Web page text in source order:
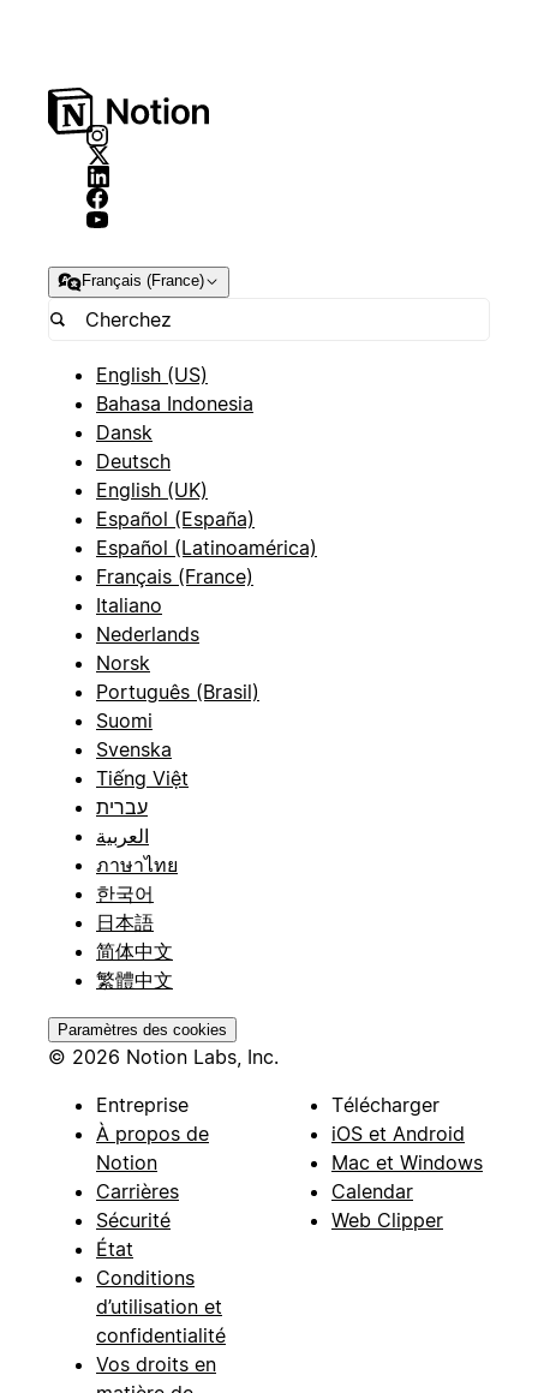
Français (France)
English (US)
Bahasa Indonesia
Dansk
Deutsch
English (UK)
Español (España)
Español (Latinoamérica)
Français (France)
Italiano
Nederlands
Norsk
Português (Brasil)
Suomi
Svenska
Tiếng Việt
עברית
العربية
ภาษาไทย
한국어
日本語
简体中文
繁體中文
Paramètres des cookies
© 2026 Notion Labs, Inc.
Entreprise
À propos de
Notion
Carrières
Sécurité
État
Conditions
d’utilisation et
confidentialité
Vos droits en
Télécharger
iOS et Android
Mac et Windows
Calendar
Web Clipper